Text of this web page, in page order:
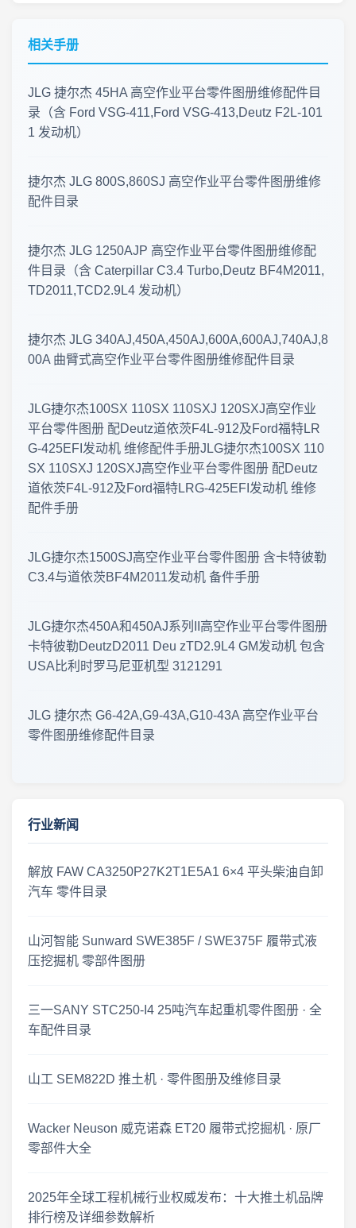
工程机械资料更新 · 2026年7月16日
2026-07-14 工程机械零件图册 · 更新公告
零件图册·更新速递 2026-07-12
2026年7月6日 上新 工程机械零件图册 · 更新公告
2026年8月7日 工程机械资料库 · 更新公告
2026年8月1日 更新 工程机械零件图册 · 资料更新公告
工程机械资料库 · 零件图册更新 2026年7月31日 · 最新上线
零件图册 · 更新公告 2026年7月30日
2026年7月26日 零件图册 · 维修手册 · 最新更新
工程机械资料更新 · 2026年7月16日
零件图册·更新速递 2026-07-12
临工重机 LGMG SS0407ER 剪叉式高空作业平台 · 零件图册更新
相关手册
JLG 捷尔杰 45HA 高空作业平台零件图册维修配件目
录（含 Ford VSG-411,Ford VSG-413,Deutz F2L-101
1 发动机）
捷尔杰 JLG 800S,860SJ 高空作业平台零件图册维修
配件目录
捷尔杰 JLG 1250AJP 高空作业平台零件图册维修配
件目录（含 Caterpillar C3.4 Turbo,Deutz BF4M2011,
TD2011,TCD2.9L4 发动机）
捷尔杰 JLG 340AJ,450A,450AJ,600A,600AJ,740AJ,8
00A 曲臂式高空作业平台零件图册维修配件目录
JLG捷尔杰100SX 110SX 110SXJ 120SXJ高空作业
平台零件图册 配Deutz道依茨F4L-912及Ford福特LR
G-425EFI发动机 维修配件手册JLG捷尔杰100SX 110
SX 110SXJ 120SXJ高空作业平台零件图册 配Deutz
道依茨F4L-912及Ford福特LRG-425EFI发动机 维修
配件手册
JLG捷尔杰1500SJ高空作业平台零件图册 含卡特彼勒
C3.4与道依茨BF4M2011发动机 备件手册
JLG捷尔杰450A和450AJ系列II高空作业平台零件图册
卡特彼勒DeutzD2011 Deu zTD2.9L4 GM发动机 包含
USA比利时罗马尼亚机型 3121291
JLG 捷尔杰 G6-42A,G9-43A,G10-43A 高空作业平台
零件图册维修配件目录
行业新闻
解放 FAW CA3250P27K2T1E5A1 6×4 平头柴油自卸
汽车 零件目录
山河智能 Sunward SWE385F / SWE375F 履带式液
压挖掘机 零部件图册
三一SANY STC250-I4 25吨汽车起重机零件图册 · 全
车配件目录
山工 SEM822D 推土机 · 零件图册及维修目录
Wacker Neuson 威克诺森 ET20 履带式挖掘机 · 原厂
零部件大全
2025年全球工程机械行业权威发布：十大推土机品牌
排行榜及详细参数解析